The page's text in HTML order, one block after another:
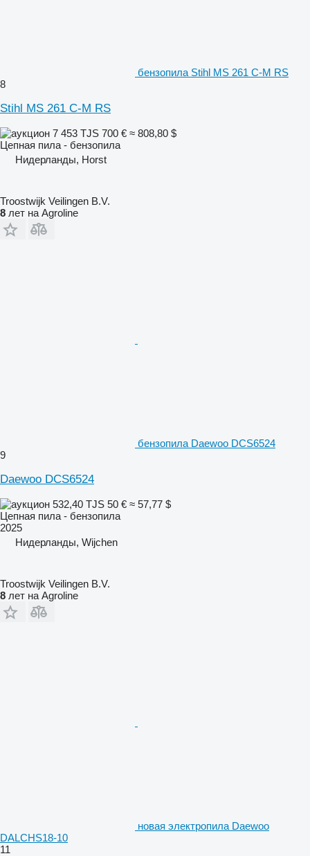
бензопила Stihl MS 261 C-M RS
8
Stihl MS 261 C-M RS
7 453 TJS 700 € ≈ 808,80 $
Цепная пила - бензопила
Нидерланды, Horst
Troostwijk Veilingen B.V.
8 лет на Agroline
бензопила Daewoo DCS6524
9
Daewoo DCS6524
532,40 TJS 50 € ≈ 57,77 $
Цепная пила - бензопила
2025
Нидерланды, Wijchen
Troostwijk Veilingen B.V.
8 лет на Agroline
новая электропила Daewoo
DALCHS18-10
11